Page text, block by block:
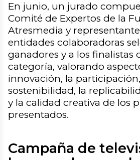
En junio, un jurado
Comité de Expertos de la
Atresmedia y
entidades colaboradoras
ganadores y a los finalistas
categoría, valorando
innovación, la
sostenibilidad, la
y la calidad creativa de los
presentados.
Campaña de